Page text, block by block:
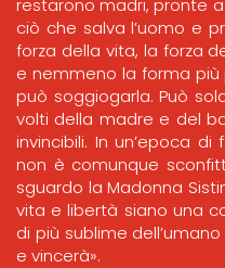
restarono madri, pronte
ciò che salva l’uomo e
forza della vita, la forza
e nemmeno la forma
può soggiogarla. Può
volti della madre e del
invincibili. In un’epoca
non è comunque
sguardo la Madonna
vita e libertà siano una
di più sublime
e vincerà».